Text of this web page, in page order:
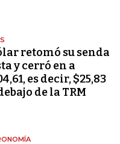
retomó su senda
y cerró en a
es decir, $25,83
de la TRM